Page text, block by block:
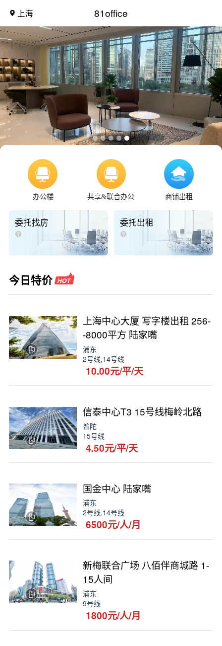
上海 81office
办公楼 共享&联合办公 商铺出租
委托找房 委托出租
今日特价
上海中心大厦 写字楼出租 256-
-8000平方 陆家嘴
浦东
2号线,14号线
10.00元/平/天
信泰中心T3 15号线梅岭北路
普陀
15号线
4.50元/平/天
国金中心 陆家嘴
浦东
2号线,14号线
6500元/人/月
新梅联合广场 八佰伴商城路 1-
15人间
浦东
9号线
1800元/人/月